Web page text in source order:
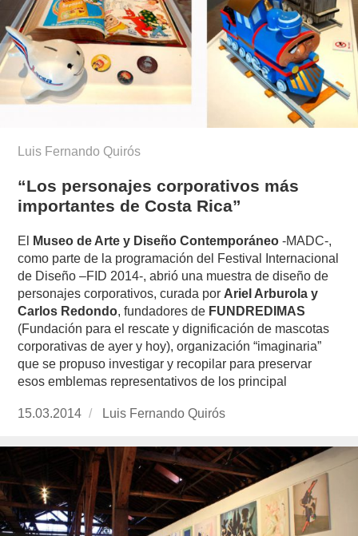
Luis Fernando Quirós
“Los personajes corporativos más
importantes de Costa Rica”
El Museo de Arte y Diseño Contemporáneo -MADC-,
como parte de la programación del Festival Internacional
de Diseño –FID 2014-, abrió una muestra de diseño de
personajes corporativos, curada por Ariel Arburola y
Carlos Redondo, fundadores de FUNDREDIMAS
(Fundación para el rescate y dignificación de mascotas
corporativas de ayer y hoy), organización “imaginaria”
que se propuso investigar y recopilar para preservar
esos emblemas representativos de los principal
Publicado
15.03.2014
https://www.experimenta.es/author/luis-
quiros/
Luis Fernando Quirós